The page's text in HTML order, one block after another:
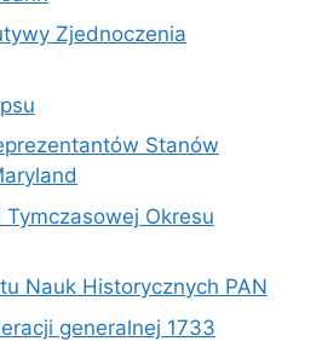
Zjednoczenia
Stanów
Tymczasowej Okresu
Nauk Historycznych PAN
generalnej 1733